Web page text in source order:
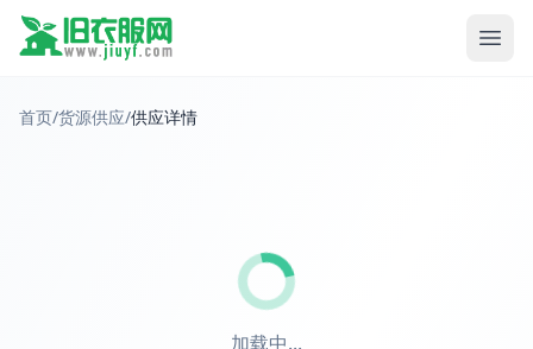
首页/货源供应/供应详情
加载中...